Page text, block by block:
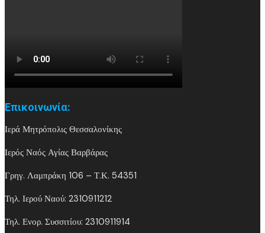
Επικοινωνία:
Ιερά Μητρόπολις Θεσσαλονίκης
Ιερός Ναός Αγίας Βαρβάρας
Γρηγ. Λαμπράκη 106 – Τ.Κ. 54351
Τηλ. Ιερού Ναού: 2310911212
Τηλ. Ενορ. Συσσιτίου: 2310911914